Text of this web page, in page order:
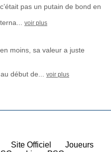
pas un putain de bond en
voir plus
moins, sa valeur a juste
début de...
voir plus
Site Officiel
Joueurs